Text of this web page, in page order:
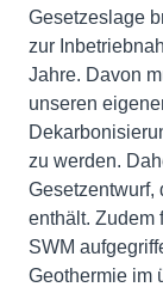
Gesetzeslage
zur
Jahre. Davon
unseren
zu werden.
Gesetzentwurf,
enthält. Zudem
SWM
Geothermie im